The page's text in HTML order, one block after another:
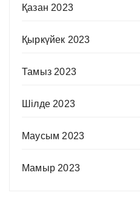
Қазан 2023
Қыркүйек 2023
Тамыз 2023
Шілде 2023
Маусым 2023
Мамыр 2023